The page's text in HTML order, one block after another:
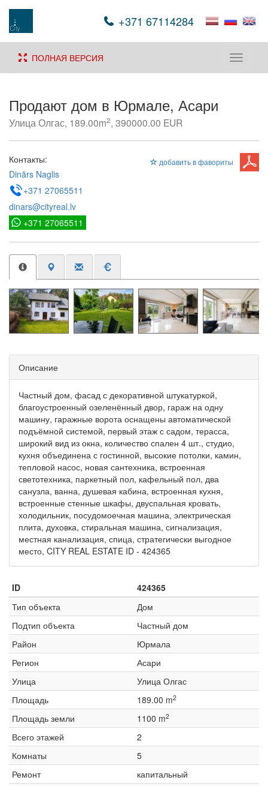
+371 67114284
Toggle
ПОЛНАЯ ВЕРСИЯ
Продают дом в Юрмале, Асари
Улица Олгас, 189.00m2, 390000.00 EUR
добавить в фавориты
Контакты:
Dinārs Naglis
+371 27065511
dinars@cityreal.lv
+371 27065511
Описание
Частный дом, фасад с декоративной штукатуркой,
благоустроенный озеленённый двор, гараж на одну
машину, гаражные ворота оснащены автоматической
подъёмной системой, первый этаж с садом, терасса,
широкий вид из окна, количество спален 4 шт., студио,
кухня объединена с гостинной, высокие потолки, камин,
тепловой насос, новая сантехника, встроенная
светотехника, паркетный пол, кафельный пол, два
санузла, ванна, душевая кабина, встроенная кухня,
встроенные стенные шкафы, двуспальная кровать,
холодильник, посудомоечная машина, электрическая
плита, духовка, стиральная машина, сигнализация,
местная канализация, спица, стратегически выгодное
место, CITY REAL ESTATE ID - 424365
ID
424365
Тип объекта
Дом
Подтип объекта
Частный дом
Район
Юрмала
Регион
Асари
Улица
Улица Олгас
Площадь
189.00 m2
Площадь земли 1100 m2
Всего этажей
2
Комнаты
5
Ремонт
капитальный